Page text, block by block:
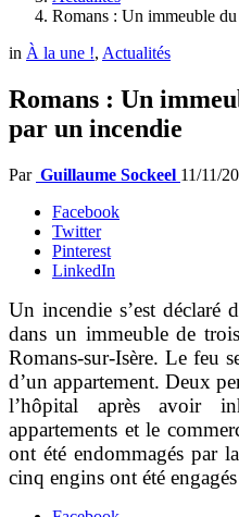
Romans : Un immeuble
in À la une !, Actualités
Romans : Un
par un incendie
Par Guillaume Sockeel 11/11/
Facebook
Twitter
Pinterest
LinkedIn
Un incendie s’est
dans un immeuble de
Romans-sur-Isère. Le feu
d’un appartement. Deux
l’hôpital après avoir
appartements et le
ont été endommagés par
cinq engins ont été